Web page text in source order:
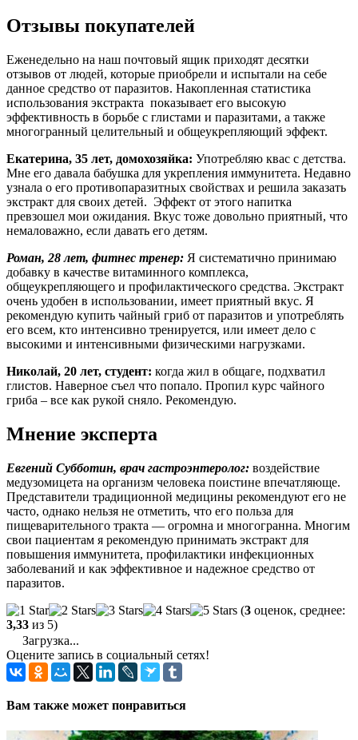
Отзывы покупателей
Еженедельно на наш почтовый ящик приходят десятки
отзывов от людей, которые приобрели и испытали на себе
данное средство от паразитов. Накопленная статистика
использования экстракта показывает его высокую
эффективность в борьбе с глистами и паразитами, а также
многогранный целительный и общеукрепляющий эффект.
Екатерина, 35 лет, домохозяйка: Употребляю квас с детства.
Мне его давала бабушка для укрепления иммунитета. Недавно
узнала о его противопаразитных свойствах и решила заказать
экстракт для своих детей. Эффект от этого напитка
превзошел мои ожидания. Вкус тоже довольно приятный, что
немаловажно, если давать его детям.
Роман, 28 лет, фитнес тренер: Я систематично принимаю
добавку в качестве витаминного комплекса,
общеукрепляющего и профилактического средства. Экстракт
очень удобен в использовании, имеет приятный вкус. Я
рекомендую купить чайный гриб от паразитов и употреблять
его всем, кто интенсивно тренируется, или имеет дело с
высокими и интенсивными физическими нагрузками.
Николай, 20 лет, студент: когда жил в общаге, подхватил
глистов. Наверное съел что попало. Пропил курс чайного
гриба – все как рукой сняло. Рекомендую.
Мнение эксперта
Евгений Субботин, врач гастроэнтеролог: воздействие
медузомицета на организм человека поистине впечатляюще.
Представители традиционной медицины рекомендуют его не
часто, однако нельзя не отметить, что его польза для
пищеварительного тракта — огромна и многогранна. Многим
свои пациентам я рекомендую принимать экстракт для
повышения иммунитета, профилактики инфекционных
заболеваний и как эффективное и надежное средство от
паразитов.
(3 оценок, среднее:
3,33 из 5)
Загрузка...
Оцените запись в социальный сетях!
Вам также может понравиться